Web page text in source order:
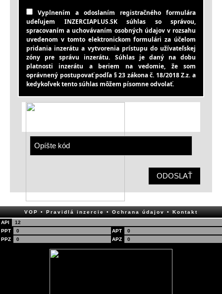
Vyplnením a odoslaním registračného formulára
udeľujem INZERCIAPLUS.SK súhlas so správou,
spracovaním a uchovávaním osobných údajov v rozsahu
uvedenom v tomto elektronickom formulári za účelom
pridania inzerátu a vytvorenia prístupu do užívateľskej
zóny pre správu inzerátu. Súhlas je daný na dobu
platnosti inzerátu a beriem na vedomie, že som
oprávnený postupovať podľa § 23 zákona č. 18/2018 Z.z. a
kedykoľvek tento súhlas môžem písomne odvolať.
ODOSLAŤ
VOP• Pravidlá inzercie• Ochrana údajov• Kontakt
API
12
PPT
0 APT
0
PPZ
0 APZ 0